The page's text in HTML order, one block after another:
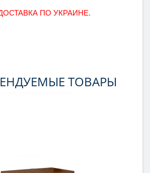
ПО УКРАИНЕ.
ТОВАРЫ